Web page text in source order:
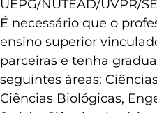
especificadas no edital
UEPG/NUTEAD/UVPR/
É necessário que o
ensino superior
parceiras e tenha
seguintes áreas: